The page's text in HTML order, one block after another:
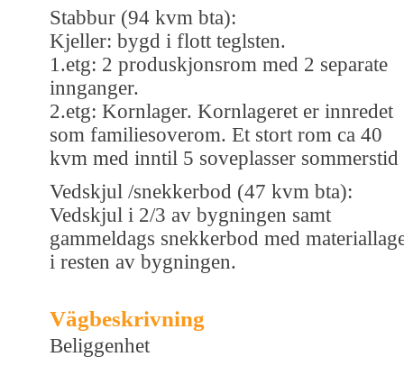
Stabbur (94 kvm bta):
Kjeller: bygd i flott teglsten.
1.etg: 2 produskjonsrom med 2 separate
innganger.
2.etg: Kornlager. Kornlageret er innredet
som familiesoverom. Et stort rom ca 40
kvm med inntil 5 soveplasser sommerstid
Vedskjul /snekkerbod (47 kvm bta):
Vedskjul i 2/3 av bygningen samt
gammeldags snekkerbod med
i resten av bygningen.
Vägbeskrivning
Beliggenhet